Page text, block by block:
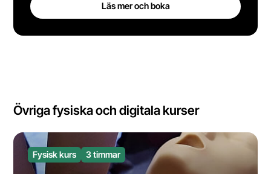
Läs mer och boka
Övriga fysiska och digitala kurser
Fysisk kurs 3 timmar